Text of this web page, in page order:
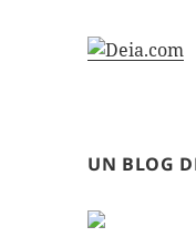
UN BLOG